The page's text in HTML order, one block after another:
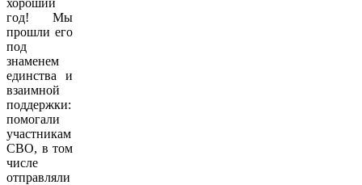
год! Мы
прошли его
под
знаменем
единства и
взаимной
поддержки:
помогали
участникам
СВО, в том
числе
отправляли